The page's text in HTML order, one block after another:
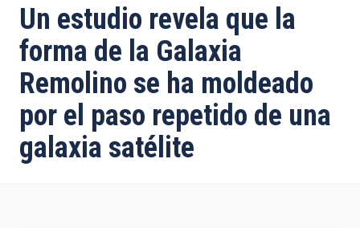
de
ayuda
a
la
navegación
Un estudio revela que la
forma de la Galaxia
Remolino se ha moldeado
por el paso repetido de una
galaxia satélite